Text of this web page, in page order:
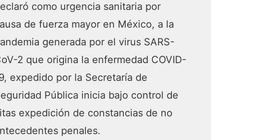
como urgencia sanitaria por
de fuerza mayor en México, a la
generada por el virus SARS-
2 que origina la enfermedad COVID-
expedido por la Secretaría de
Pública inicia bajo control de
expedición de constancias de no
penales.